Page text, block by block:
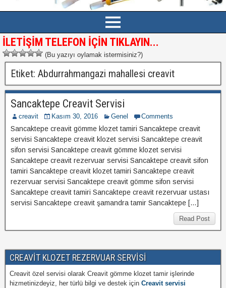
İLETİŞİM TELEFON İÇİN TIKLAYIN...
(Bu yazıyı oylamak istermisiniz?)
Etiket: Abdurrahmangazi mahallesi creavit
Sancaktepe Creavit Servisi
creavit Kasım 30, 2016 Genel Comments
Sancaktepe creavit gömme klozet tamiri Sancaktepe creavit
servisi Sancaktepe creavit klozet servisi Sancaktepe creavit
sifon servisi Sancaktepe creavit gömme klozet servisi
Sancaktepe creavit rezervuar servisi Sancaktepe creavit sifon
tamiri Sancaktepe creavit klozet tamiri Sancaktepe creavit
rezervuar servisi Sancaktepe creavit gömme sifon servisi
Sancaktepe creavit tamiri Sancaktepe creavit rezervuar ustası
servisi Sancaktepe creavit şamandra tamir Sancaktepe […]
Read Post
CREAVİT KLOZET REZERVUAR SERVİSİ
Creavit özel servisi olarak Creavit gömme klozet tamir işlerinde
hizmetinizdeyiz, her türlü bilgi ve destek için Creavit servisi